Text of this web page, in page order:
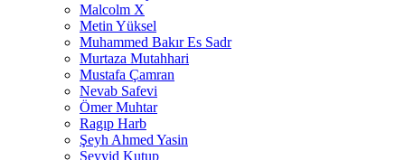
Malcolm X
Metin Yüksel
Muhammed Bakır Es Sadr
Murtaza Mutahhari
Mustafa Çamran
Nevab Safevi
Ömer Muhtar
Ragıp Harb
Şeyh Ahmed Yasin
Seyyid Kutup